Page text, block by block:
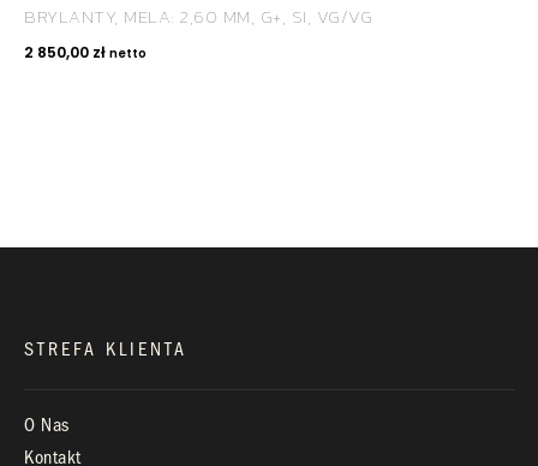
BRYLANTY, MELA: 2,60 MM, G+, SI, VG/VG
2 850,00 zł netto
KONTAKT
STREFA KLIENTA
O Nas
Kontakt